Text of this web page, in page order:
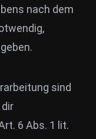
nach dem
sind
6 Abs. 1 lit.